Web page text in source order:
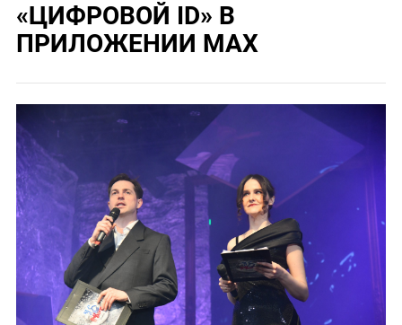
«ЦИФРОВОЙ ID» В
ПРИЛОЖЕНИИ МАХ